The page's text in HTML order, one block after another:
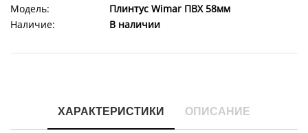
Модель:
Плинтус Wimar ПВХ 58мм
Наличие:
В наличии
ХАРАКТЕРИСТИКИ ОПИСАНИЕ